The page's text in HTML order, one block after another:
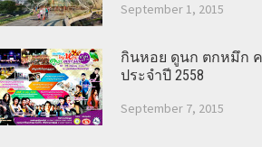
September 1, 2015
กินหอย ดูนก ตกหมึก ค
ประจำปี 2558
September 7, 2015